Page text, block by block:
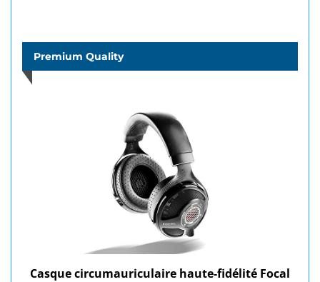
Premium Quality
Casque circumauriculaire haute-fidélité Focal